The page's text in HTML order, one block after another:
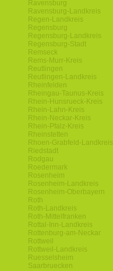
Ravensburg
Ravensburg-Landkreis
Regen-Landkreis
Regensburg
Regensburg-Landkreis
Regensburg-Stadt
Remseck
Rems-Murr-Kreis
Reutlingen
Reutlingen-Landkreis
Rheinfelden
Rheingau-Taunus-Kreis
Rhein-Hunsrueck-Kreis
Rhein-Lahn-Kreis
Rhein-Neckar-Kreis
Rhein-Pfalz-Kreis
Rheinstetten
Rhoen-Grabfeld-Landkreis
Riedstadt
Rodgau
Roedermark
Rosenheim
Rosenheim-Landkreis
Rosenheim-Oberbayern
Roth
Roth-Landkreis
Roth-Mittelfranken
Rottal-Inn-Landkreis
Rottenburg-am-Neckar
Rottweil
Rottweil-Landkreis
Ruesselsheim
Saarbruecken